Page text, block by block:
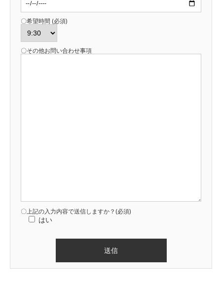
〇希望時間 (必須)
〇その他お問い合わせ事項
〇上記の入力内容で送信しますか？(必須)
はい